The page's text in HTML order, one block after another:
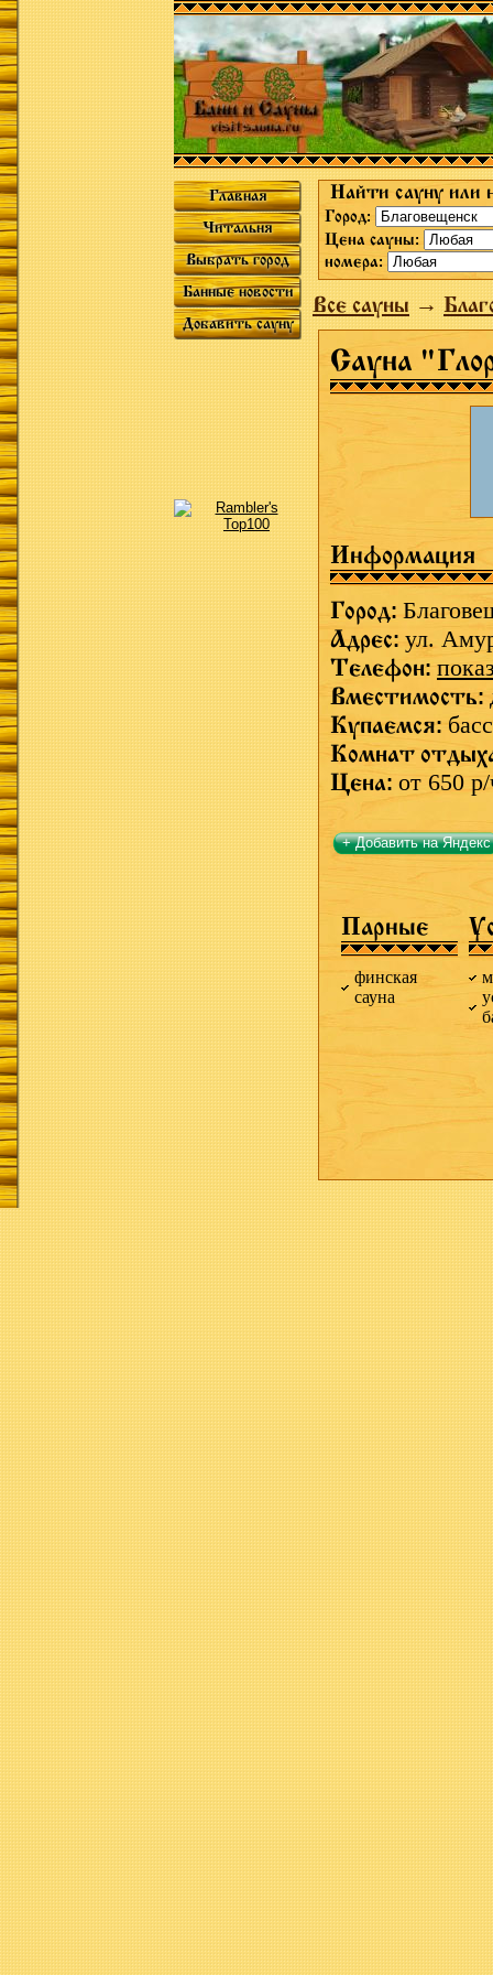
Главная
Читальня
Выбрать город
Банные новости
Добавить сауну
Найти сауну или
Город:
Цена сауны:
номера:
Все сауны→
Сауна
Информация
Город:
Адрес: ул.
Телефон:
Вместимость:
Купаемся:
Комнат
Цена: от 650
+ Добавить на Яндекс
Парные
финская
сауна